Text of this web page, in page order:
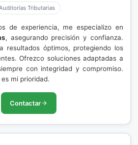
Tributarias
de experiencia, me especializo en
, asegurando precisión y confianza.
resultados óptimos, protegiendo los
Ofrezco soluciones adaptadas a
con integridad y compromiso.
mi prioridad.
Contactar